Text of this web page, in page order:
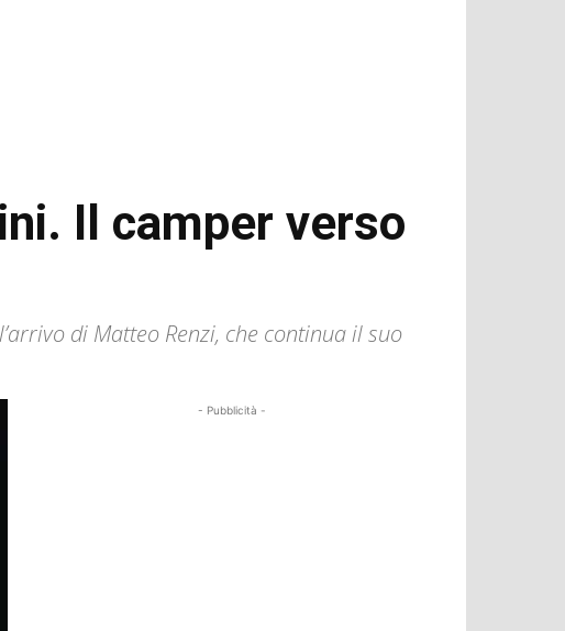
Il camper verso
di Matteo Renzi, che continua il suo
- Pubblicità -